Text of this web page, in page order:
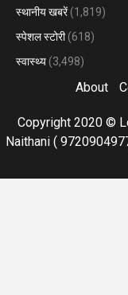
स्थानीय खबरें(1,819)
स्पेशल स्टोरी(618)
स्वास्थ्य (3,498)
About
Copyright 2020 ©
Naithani (